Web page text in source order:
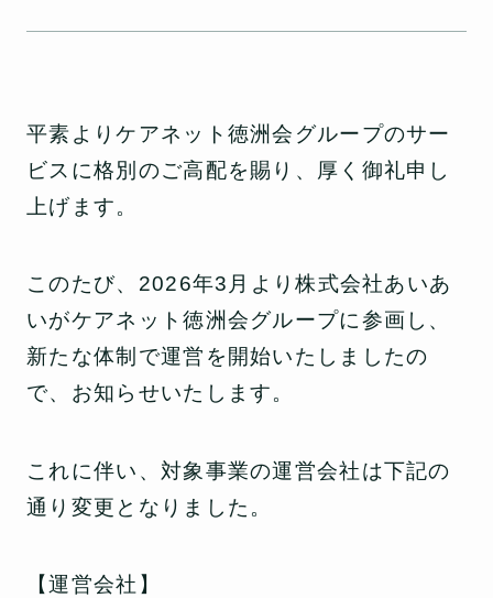
平素よりケアネット徳洲会グループのサー
ビスに格別のご高配を賜り、厚く御礼申し
上げます。
このたび、2026年3月より株式会社あいあ
いがケアネット徳洲会グループに参画し、
新たな体制で運営を開始いたしましたの
で、お知らせいたします。
これに伴い、対象事業の運営会社は下記の
通り変更となりました。
【運営会社】